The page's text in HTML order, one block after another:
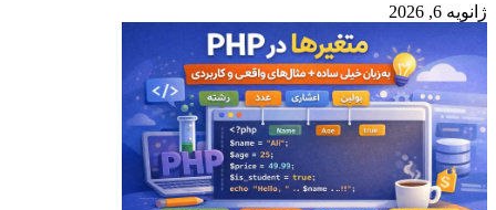
ژانویه 6, 2026